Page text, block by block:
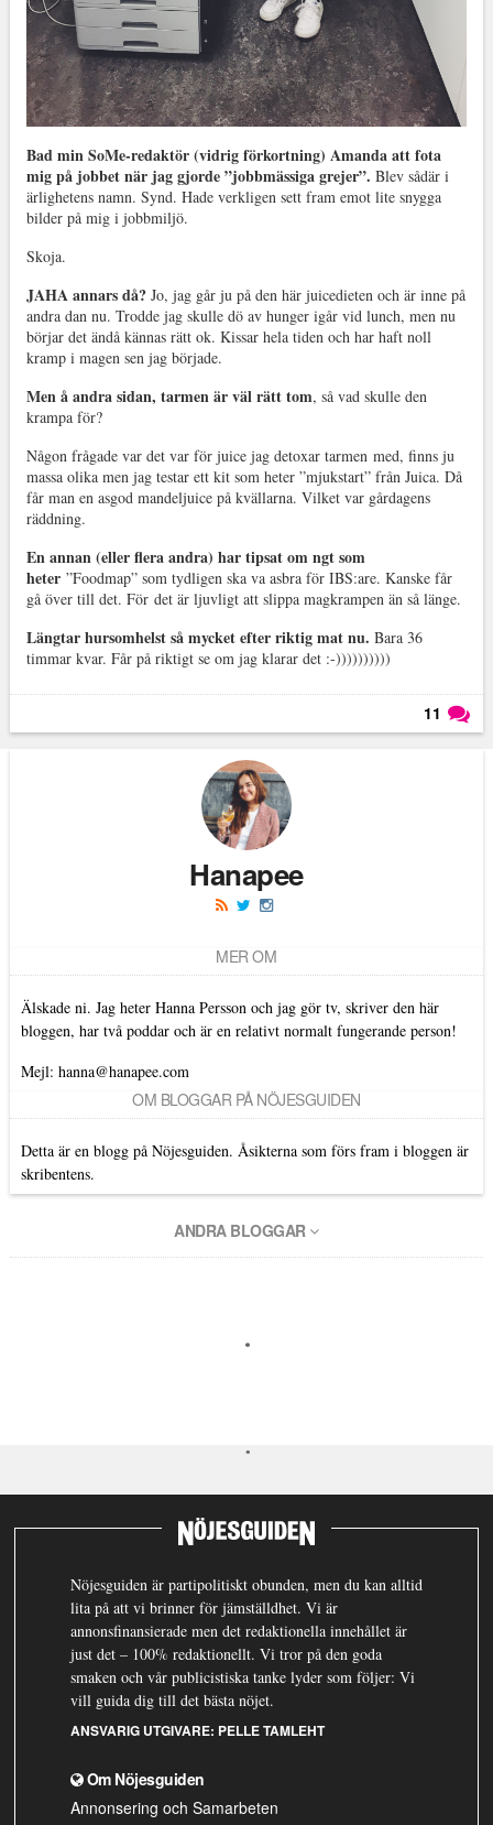
Bad min SoMe-redaktör (vidrig förkortning) Amanda att fota
mig på jobbet när jag gjorde ”jobbmässiga grejer”. Blev sådär i
ärlighetens namn. Synd. Hade verkligen sett fram emot lite snygga
bilder på mig i jobbmiljö.
Skoja.
JAHA annars då?Jo, jag går ju på den här juicedieten och är inne på
andra dan nu. Trodde jag skulle dö av hunger igår vid lunch, men nu
börjar det ändå kännas rätt ok. Kissar hela tiden och har haft noll
kramp i magen sen jag började.
Men å andra sidan, tarmen är väl rätt tom, så vad skulle den
krampa för?
Någon frågade var det var för juice jag detoxar tarmen med, finns ju
massa olika men jag testar ett kit som heter ”mjukstart” från Juica. Då
får man en asgod mandeljuice på kvällarna. Vilket var gårdagens
räddning.
En annan (eller flera andra) har tipsat om ngt som
heter”Foodmap” som tydligen ska va asbra för IBS:are. Kanske får
gå över till det. För det är ljuvligt att slippa magkrampen än så länge.
Längtar hursomhelst så mycket efter riktig mat nu. Bara 36
timmar kvar. Får på riktigt se om jag klarar det :-))))))))))
11
Hanapee
MER OM
Älskade ni. Jag heter Hanna Persson och jag gör tv, skriver den här
bloggen, har två poddar och är en relativt normalt fungerande person!
Mejl: hanna@hanapee.com
OM BLOGGAR PÅ NÖJESGUIDEN
Detta är en blogg på Nöjesguiden. Åsikterna som förs fram i bloggen är
skribentens.
ANDRA BLOGGAR
Nöjesguiden är partipolitiskt obunden, men du kan alltid
lita på att vi brinner för jämställdhet. Vi är
annonsfinansierade men det redaktionella innehållet är
just det – 100% redaktionellt. Vi tror på den goda
smaken och vår publicistiska tanke lyder som följer: Vi
vill guida dig till det bästa nöjet.
ANSVARIG UTGIVARE: PELLE TAMLEHT
Om Nöjesguiden
Annonsering och Samarbeten